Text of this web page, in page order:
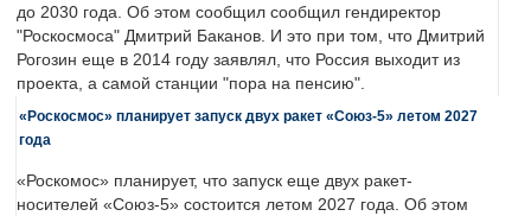
до 2030 года. Об этом сообщил сообщил гендиректор
"Роскосмоса" Дмитрий Баканов. И это при том, что Дмитрий
Рогозин еще в 2014 году заявлял, что Россия выходит из
проекта, а самой станции "пора на пенсию".
«Роскосмос» планирует запуск двух ракет «Союз-5» летом 2027
года
«Роскомос» планирует, что запуск еще двух ракет-
носителей «Союз-5» состоится летом 2027 года. Об этом